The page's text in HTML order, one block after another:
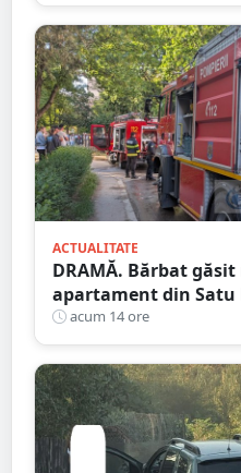
ACTUALITATE
DRAMĂ. Bărbat
apartament din Satu
spart ușa
acum 14 ore